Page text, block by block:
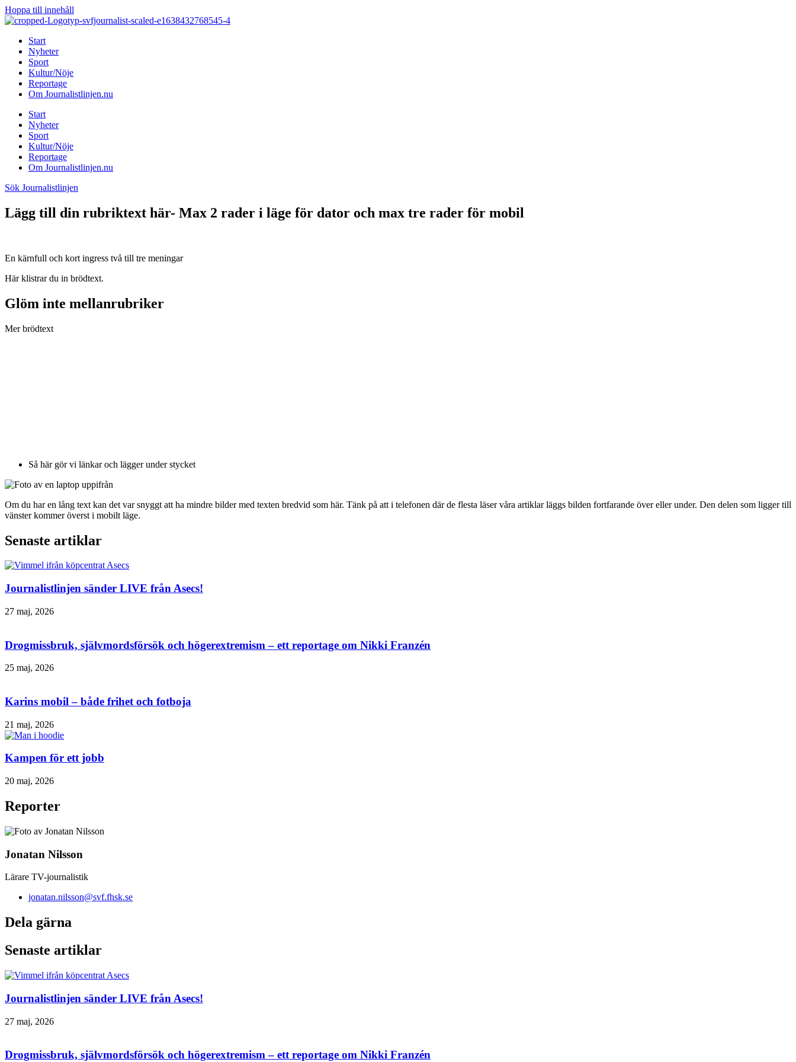
Hoppa till innehåll
Start
Nyheter
Sport
Kultur/Nöje
Reportage
Om Journalistlinjen.nu
Start
Nyheter
Sport
Kultur/Nöje
Reportage
Om Journalistlinjen.nu
Sök Journalistlinjen
Lägg till din rubriktext här- Max 2 rader i läge för dator och max tre rader för mobil
En kärnfull och kort ingress två till tre meningar
Här klistrar du in brödtext.
Glöm inte mellanrubriker
Mer brödtext
Så här gör vi länkar och lägger under stycket
Om du har en lång text kan det var snyggt att ha mindre bilder med texten bredvid som här. Tänk på att i telefonen där de flesta läser våra artiklar läggs bilden fortfarande över eller under. Den delen som ligger till
vänster kommer överst i mobilt läge.
Senaste artiklar
Journalistlinjen sänder LIVE från Asecs!
27 maj, 2026
Drogmissbruk, självmordsförsök och högerextremism – ett reportage om Nikki Franzén
25 maj, 2026
Karins mobil – både frihet och fotboja
21 maj, 2026
Kampen för ett jobb
20 maj, 2026
Reporter
Jonatan Nilsson
Lärare TV-journalistik
jonatan.nilsson@svf.fhsk.se
Dela gärna
Senaste artiklar
Journalistlinjen sänder LIVE från Asecs!
27 maj, 2026
Drogmissbruk, självmordsförsök och högerextremism – ett reportage om Nikki Franzén